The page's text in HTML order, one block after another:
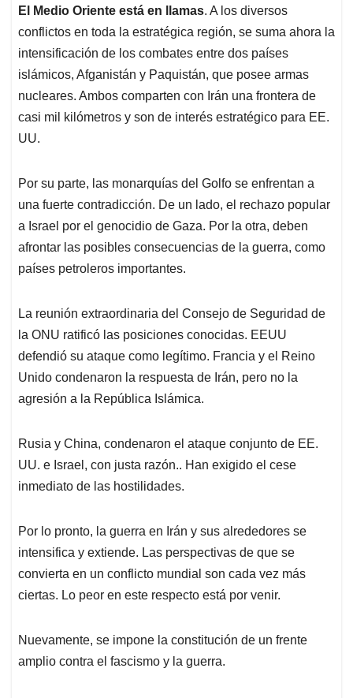
El Medio Oriente está en llamas. A los diversos
conflictos en toda la estratégica región, se suma ahora la
intensificación de los combates entre dos países
islámicos, Afganistán y Paquistán, que posee armas
nucleares. Ambos comparten con Irán una frontera de
casi mil kilómetros y son de interés estratégico para EE.
UU.
Por su parte, las monarquías del Golfo se enfrentan a
una fuerte contradicción. De un lado, el rechazo popular
a Israel por el genocidio de Gaza. Por la otra, deben
afrontar las posibles consecuencias de la guerra, como
países petroleros importantes.
La reunión extraordinaria del Consejo de Seguridad de
la ONU ratificó las posiciones conocidas. EEUU
defendió su ataque como legítimo. Francia y el Reino
Unido condenaron la respuesta de Irán, pero no la
agresión a la República Islámica.
Rusia y China, condenaron el ataque conjunto de EE.
UU. e Israel, con justa razón.. Han exigido el cese
inmediato de las hostilidades.
Por lo pronto, la guerra en Irán y sus alrededores se
intensifica y extiende. Las perspectivas de que se
convierta en un conflicto mundial son cada vez más
ciertas. Lo peor en este respecto está por venir.
Nuevamente, se impone la constitución de un frente
amplio contra el fascismo y la guerra.